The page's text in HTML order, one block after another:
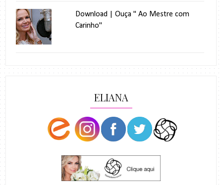
Download | Ouça " Ao Mestre com
Carinho"
ELIANA